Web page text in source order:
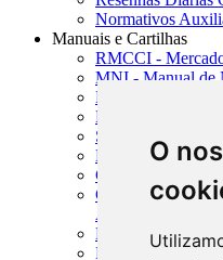
O
Normativos
Manuais e Cartilhas
RMCCI -
MNI - Manual de
MTVM - Manual
MCR - Manual de
SISORF - Manual
MASUP - Manual
CADOC -
CNAE-CONCLA
Atividades
PMF - Cartilhas
Manuais